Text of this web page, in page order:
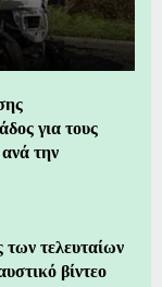
για τους
την
των τελευταίων
βίντεο